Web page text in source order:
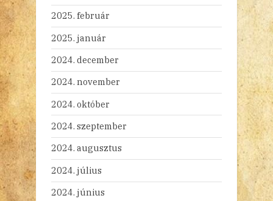
2025. február
2025. január
2024. december
2024. november
2024. október
2024. szeptember
2024. augusztus
2024. július
2024. június